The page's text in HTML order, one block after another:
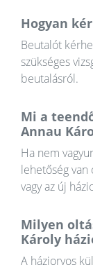
Hogyan
Beutalót
szükséges
beutalásról.
Mi a
Annau
Ha nem
lehetőség van
vagy az új
Milyen
Károly
A háziorvos